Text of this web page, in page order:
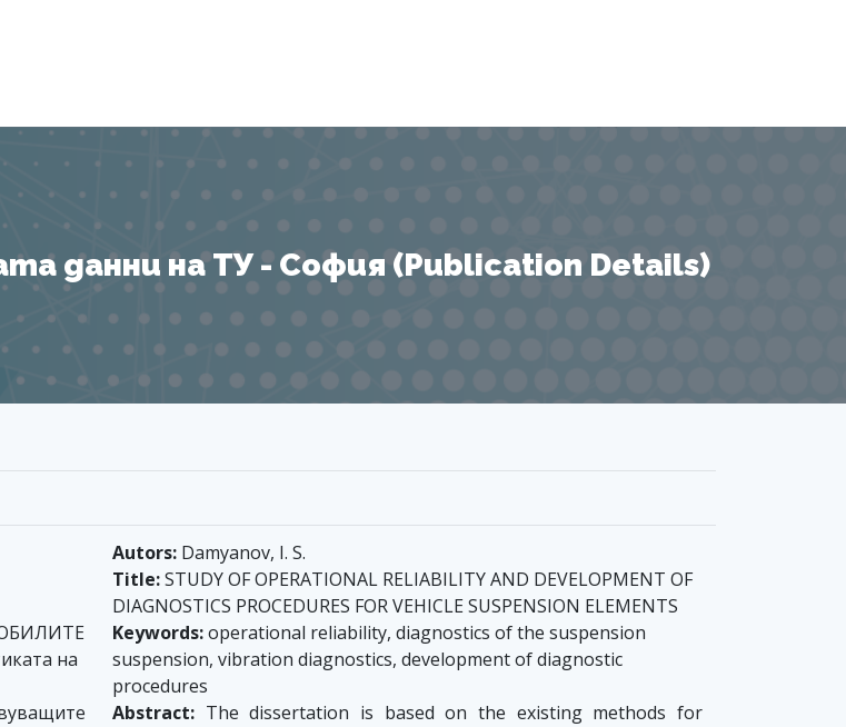
данни на ТУ - София (Publication Details)
на
Autors: Damyanov, I. S.
Title:STUDY OF OPERATIONAL RELIABILITY AND DEVELOPMENT OF
DIAGNOSTICS PROCEDURES FOR VEHICLE SUSPENSION ELEMENTS
Keywords:operational reliability, diagnostics of the suspension
suspension, vibration diagnostics, development of diagnostic
procedures
Abstract: The dissertation is based on the existing methods for